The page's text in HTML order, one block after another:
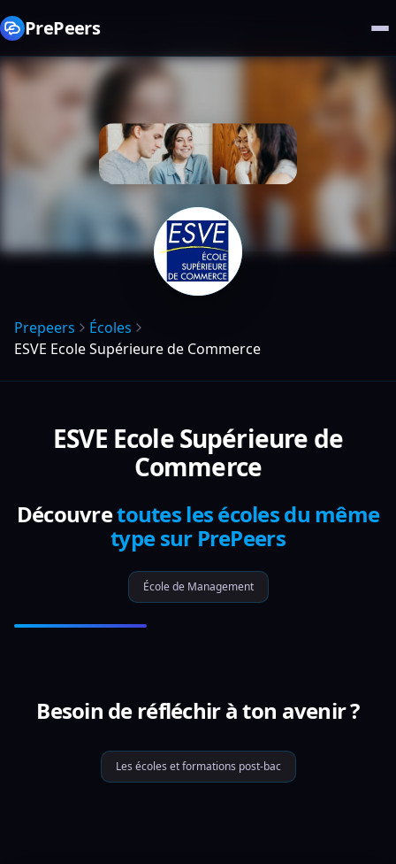
PrePeers
Prepeers
Écoles
ESVE Ecole Supérieure de Commerce
ESVE Ecole Supérieure de
Commerce
Découvretoutes les écoles du même
type sur PrePeers
École de Management
Besoin de réfléchir à ton avenir ?
Les écoles et formations post-bac